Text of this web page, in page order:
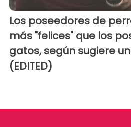
Los poseedores de
más "felices" que los
gatos, según sugiere
(EDITED)